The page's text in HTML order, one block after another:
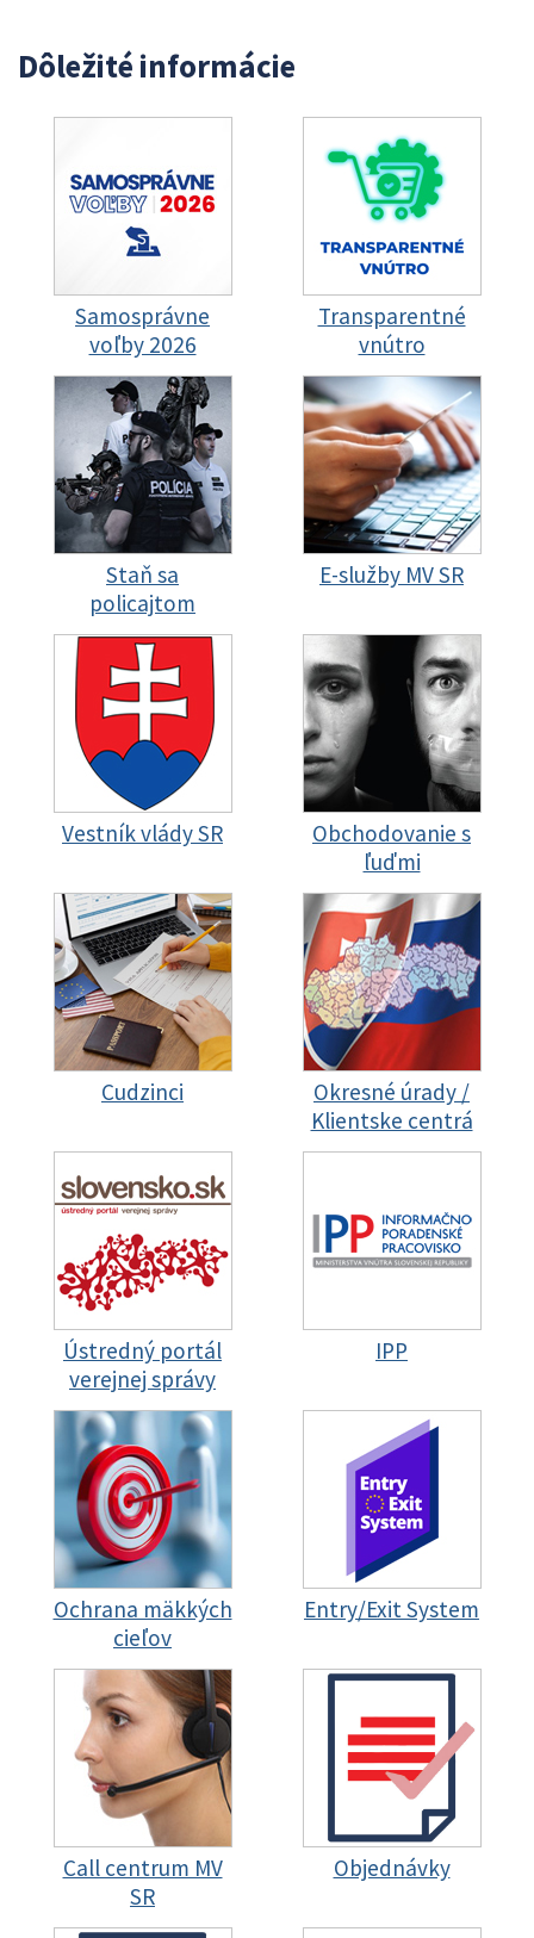
Dôležité informácie
Samosprávne
voľby 2026
Transparentné
vnútro
Staň sa
policajtom
E-služby MV SR
Vestník vlády SR
Obchodovanie s
ľuďmi
Cudzinci
Okresné úrady /
Klientske centrá
Ústredný portál
verejnej správy
IPP
Ochrana mäkkých
cieľov
Entry/Exit System
Call centrum MV
SR
Objednávky